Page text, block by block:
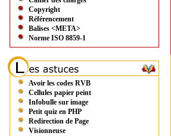
Copyright
Référencement
Balises <META>
Norme ISO 8859-1
Avoir les codes RVB
Cellules papier peint
Infobulle sur image
Petit quiz en PHP
Redirection de Page
Visionneuse